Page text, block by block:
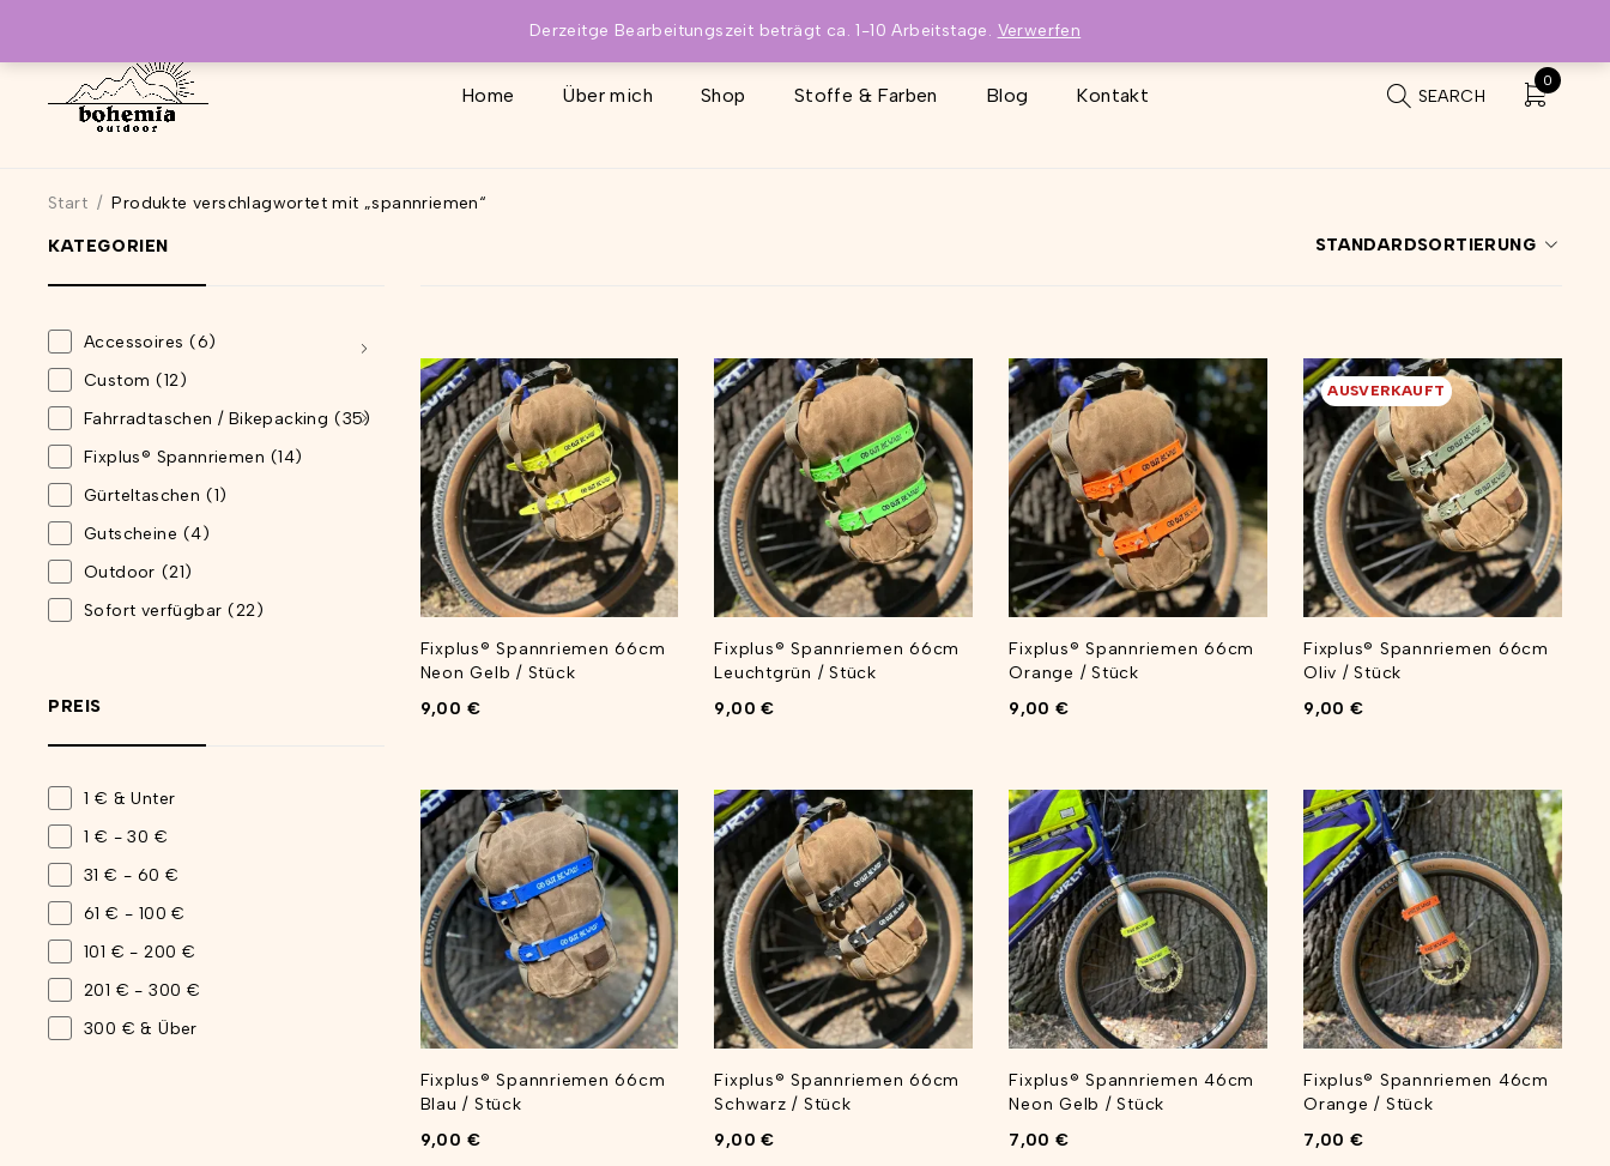
Derzeitge Bearbeitungszeit beträgt ca. 1-10 Arbeitstage. Verwerfen
Home Über mich Shop Stoffe & Farben Blog Kontakt SEARCH
0
Start / Produkte verschlagwortet mit „spannriemen“
KATEGORIEN
Accessoires (6)
Custom (12)
Fahrradtaschen / Bikepacking (35)
Fixplus® Spannriemen (14)
Gürteltaschen (1)
Gutscheine (4)
Outdoor (21)
Sofort verfügbar (22)
PREIS
1 € & Unter
1 € - 30 €
31 € - 60 €
61 € - 100 €
101 € - 200 €
201 € - 300 €
300 € & Über
STANDARDSORTIERUNG
Fixplus® Spannriemen 66cm
Neon Gelb / Stück
9,00 €
Fixplus® Spannriemen 66cm
Leuchtgrün / Stück
9,00€
Fixplus® Spannriemen 66cm
Orange / Stück
9,00€
AUSVERKAUFT
Fixplus® Spannriemen 66cm
Oliv / Stück
9,00€
Fixplus® Spannriemen 66cm
Blau / Stück
9,00 €
Fixplus® Spannriemen 66cm
Schwarz / Stück
9,00€
Fixplus® Spannriemen 46cm
Neon Gelb / Stück
7,00€
Fixplus® Spannriemen 46cm
Orange / Stück
7,00€